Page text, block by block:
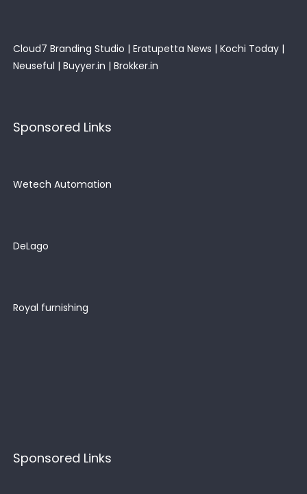
Cloud7 Branding Studio | Eratupetta News | Kochi Today |
Neuseful | Buyyer.in | Brokker.in
Sponsored Links
Wetech Automation
DeLago
Royal furnishing
Sponsored Links